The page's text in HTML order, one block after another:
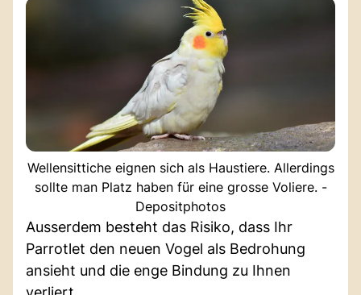
Wellensittiche eignen sich als Haustiere. Allerdings
sollte man Platz haben für eine grosse Voliere. -
Depositphotos
Ausserdem besteht das Risiko, dass Ihr
Parrotlet den neuen Vogel als Bedrohung
ansieht und die enge Bindung zu Ihnen